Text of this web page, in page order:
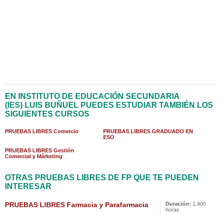
EN INSTITUTO DE EDUCACIÓN SECUNDARIA
(IES) LUIS BUÑUEL PUEDES ESTUDIAR TAMBIÉN LOS
SIGUIENTES CURSOS
PRUEBAS LIBRES Comercio
PRUEBAS LIBRES GRADUADO EN
ESO
PRUEBAS LIBRES Gestión
Comercial y Márketing
OTRAS PRUEBAS LIBRES DE FP QUE TE PUEDEN
INTERESAR
PRUEBAS LIBRES Farmacia y Parafarmacia Duración: 1,400
horas